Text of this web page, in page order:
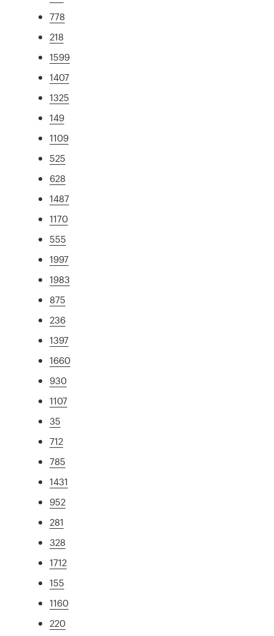
778
218
1599
1407
1325
149
1109
525
628
1487
1170
555
1997
1983
875
236
1397
1660
930
1107
35
712
785
1431
952
281
328
1712
155
1160
220